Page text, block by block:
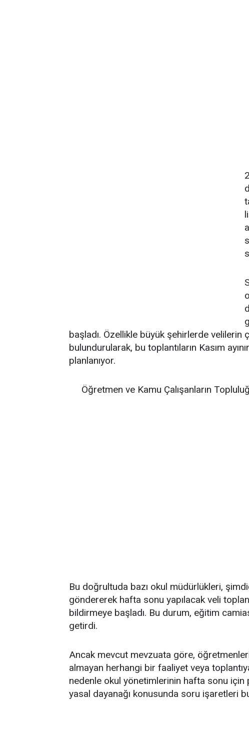
başladı. Özellikle büyük şehirlerde velilerin
bulundurularak, bu toplantıların Kasım
planlanıyor.
Öğretmen ve Kamu Çalışanların
Bu doğrultuda bazı okul müdürlükleri,
göndererek hafta sonu yapılacak veli
bildirmeye başladı. Bu durum, eğitim
getirdi.
Ancak mevcut mevzuata göre,
almayan herhangi bir faaliyet veya
nedenle okul yönetimlerinin hafta sonu için
yasal dayanağı konusunda soru işaretleri